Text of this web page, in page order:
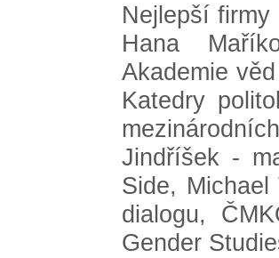
Nejlepší
Hana
Akademie
Katedry
Jindříšek -
Side,
dialogu,
Gender